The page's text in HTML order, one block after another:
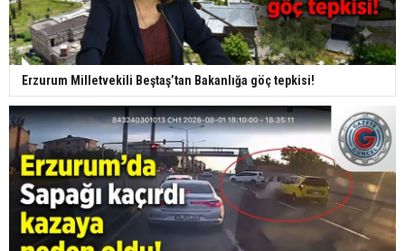
Erzurum Milletvekili Beştaş’tan Bakanlığa göç tepkisi!